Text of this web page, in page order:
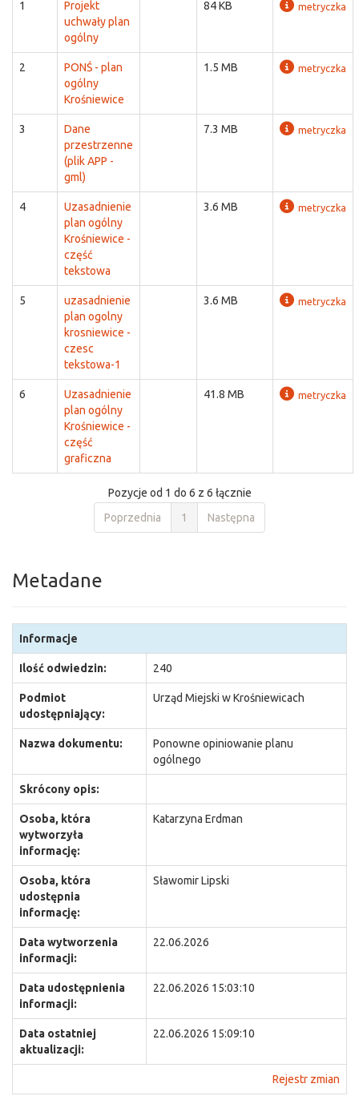
1
Projekt
uchwały plan
ogólny
84 KB metryczka
2
PONŚ - plan
ogólny
Krośniewice
1.5 MB metryczka
3
Dane
przestrzenne
(plik APP -
gml)
7.3 MB metryczka
4
Uzasadnienie
plan ogólny
Krośniewice -
część
tekstowa
3.6 MB metryczka
5
uzasadnienie
plan ogolny
krosniewice -
czesc
tekstowa-1
3.6 MB metryczka
6
Uzasadnienie
plan ogólny
Krośniewice -
część
graficzna
41.8 MB metryczka
Pozycje od 1 do 6 z 6 łącznie
Poprzednia
1 Następna
Metadane
Informacje
Ilość odwiedzin: 240
Podmiot
udostępniający:
Urząd Miejski w Krośniewicach
Nazwa dokumentu:
Ponowne opiniowanie planu
ogólnego
Skrócony opis:
Osoba, która
wytworzyła
informację:
Katarzyna Erdman
Osoba, która
udostępnia
informację:
Sławomir Lipski
Data wytworzenia
informacji:
22.06.2026
Data udostępnienia
informacji:
22.06.2026 15:03:10
Data ostatniej
aktualizacji:
22.06.2026 15:09:10
Rejestr zmian